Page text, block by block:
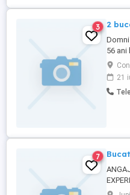
3 2
56 ani
cerem
21
7